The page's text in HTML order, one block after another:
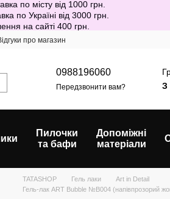
по місту від 1000 грн.
по Україні від 3000 грн.
на сайті 400 грн.
про магазин
0988196060
Передзвонити вам?
З
Пилочки
та бафи
Допоміжні
матеріали
TATASHOP Гель лаки
Art in Detail
Гель-лак ART Bubble №B004 (напівпрозорий